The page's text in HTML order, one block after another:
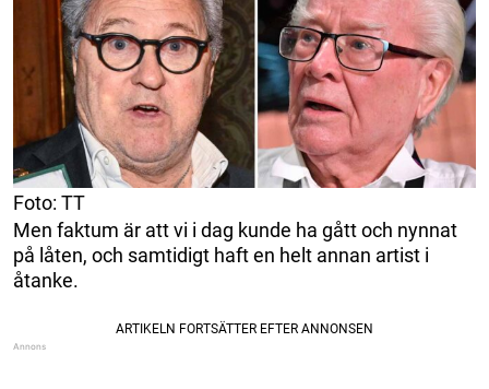
Foto: TT
Men faktum är att vi i dag kunde ha gått och nynnat
på låten, och samtidigt haft en helt annan artist i
åtanke.